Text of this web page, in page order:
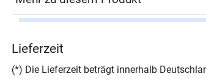
Seiten
Lieferzeit
(*) Die Lieferzeit beträgt innerhalb